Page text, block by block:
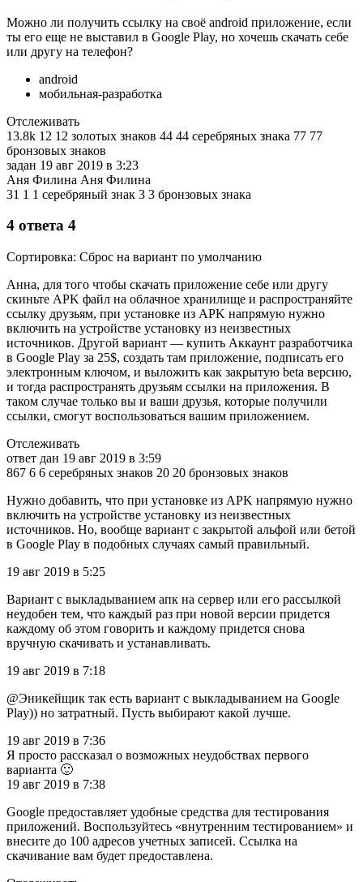
Можно ли получить ссылку на своё android приложение, если
ты его еще не выставил в Google Play, но хочешь скачать себе
или другу на телефон?
android
мобильная-разработка
Отслеживать
13.8k 12 12 золотых знаков 44 44 серебряных знака 77 77
бронзовых знаков
задан 19 авг 2019 в 3:23
Аня Филина Аня Филина
31 1 1 серебряный знак 3 3 бронзовых знака
4 ответа 4
Сортировка: Сброс на вариант по умолчанию
Анна, для того чтобы скачать приложение себе или другу
скиньте APK файл на облачное хранилище и распространяйте
ссылку друзьям, при установке из APK напрямую нужно
включить на устройстве установку из неизвестных
источников. Другой вариант — купить Аккаунт разработчика
в Google Play за 25$, создать там приложение, подписать его
электронным ключом, и выложить как закрытую beta версию,
и тогда распространять друзьям ссылки на приложения. В
таком случае только вы и ваши друзья, которые получили
ссылки, смогут воспользоваться вашим приложением.
Отслеживать
ответ дан 19 авг 2019 в 3:59
867 6 6 серебряных знаков 20 20 бронзовых знаков
Нужно добавить, что при установке из APK напрямую нужно
включить на устройстве установку из неизвестных
источников. Но, вообще вариант с закрытой альфой или бетой
в Google Play в подобных случаях самый правильный.
19 авг 2019 в 5:25
Вариант с выкладыванием апк на сервер или его рассылкой
неудобен тем, что каждый раз при новой версии придется
каждому об этом говорить и каждому придется снова
вручную скачивать и устанавливать.
19 авг 2019 в 7:18
@Эникейщик так есть вариант с выкладыванием на Google
Play)) но затратный. Пусть выбирают какой лучше.
19 авг 2019 в 7:36
Я просто рассказал о возможных неудобствах первого
варианта 🙂
19 авг 2019 в 7:38
Google предоставляет удобные средства для тестирования
приложений. Воспользуйтесь «внутренним тестированием» и
внесите до 100 адресов учетных записей. Ссылка на
скачивание вам будет предоставлена.